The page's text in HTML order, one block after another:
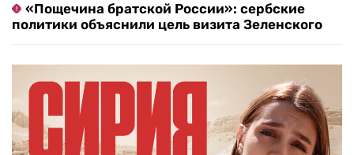
«Пощечина братской России»: сербские
политики объяснили цель визита Зеленского